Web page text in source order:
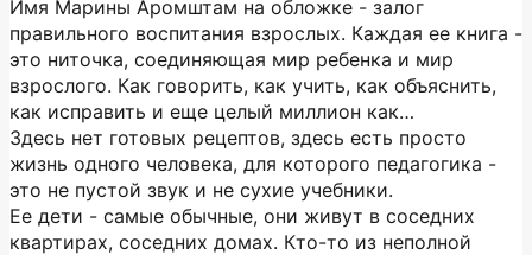
Имя Марины Аромштам на обложке - залог
правильного воспитания взрослых. Каждая ее книга -
это ниточка, соединяющая мир ребенка и мир
взрослого. Как говорить, как учить, как объяснить,
как исправить и еще целый миллион как…
Здесь нет готовых рецептов, здесь есть просто
жизнь одного человека, для которого педагогика -
это не пустой звук и не сухие учебники.
Ее дети - самые обычные, они живут в соседних
квартирах, соседних домах. Кто-то из неполной